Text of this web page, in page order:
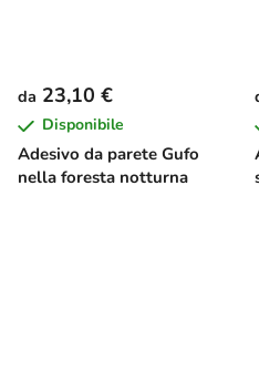
Adesivo da parete Gufo
nella foresta notturna
da 23,10 €
Disponibile